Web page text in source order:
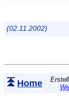
(02.11.2002)
Home